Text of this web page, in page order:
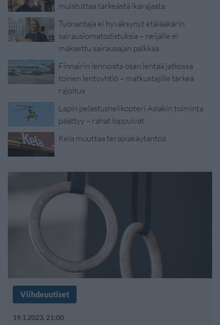
muistuttaa tärkeästä ikärajasta
Työnantaja ei hyväksynyt etälääkärin
sairauslomatodistuksia – neljälle ei
maksettu sairausajan palkkaa
Finnairin lennoista osan lentää jatkossa
toinen lentoyhtiö – matkustajille tärkeä
rajoitus
Lapin pelastushelikopteri Aslakin toiminta
päättyy – rahat loppuivat
Kela muuttaa terapiakäytäntöä
Viihdeuutiset
19.1.2023, 21:00